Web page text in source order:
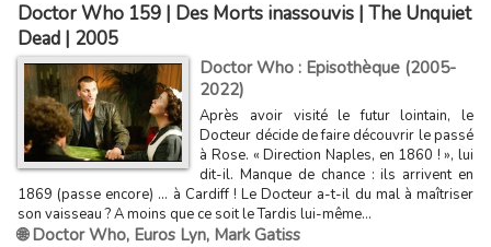
Doctor Who 159 | Des Morts inassouvis | The Unquiet
Dead | 2005
Doctor Who : Episothèque (2005-
2022)
Après avoir visité le futur lointain, le
Docteur décide de faire découvrir le passé
à Rose. « Direction Naples, en 1860 ! », lui
dit-il. Manque de chance : ils arrivent en
1869 (passe encore) … à Cardiff ! Le Docteur a-t-il du mal à maîtriser
son vaisseau ? A moins que ce soit le Tardis lui-même...
🌐 Doctor Who, Euros Lyn, Mark Gatiss